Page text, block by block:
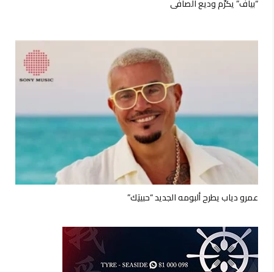
“بياف” يكرّم وديع الصافي
عمرو دياب يطرح ألبومه الجديد “حبيتِك”